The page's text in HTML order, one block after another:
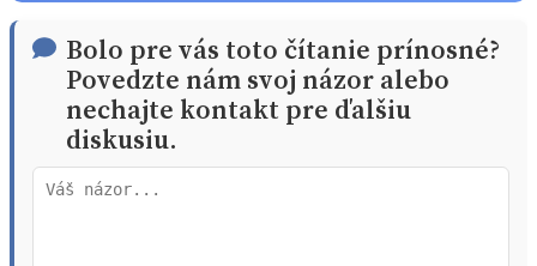
Bolo pre vás toto čítanie prínosné?
Povedzte nám svoj názor alebo
nechajte kontakt pre ďalšiu
diskusiu.